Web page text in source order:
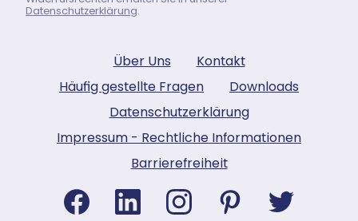
Datenschutzerklärung.
Über Uns
Kontakt
Häufig gestellte Fragen
Downloads
Datenschutzerklärung
Impressum - Rechtliche Informationen
Barrierefreiheit